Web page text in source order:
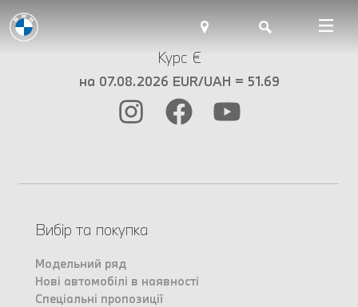
Курс €
на 07.08.2026 EUR/UAH = 51.69
Вибір та покупка
Модельний ряд
Нові автомобілі в наявності
Спеціальні пропозиції